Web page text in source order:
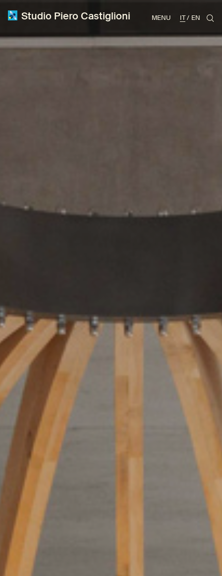
Studio Piero Castiglioni MENU IT EN